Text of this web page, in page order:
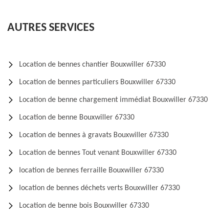
AUTRES SERVICES
Location de bennes chantier Bouxwiller 67330
Location de bennes particuliers Bouxwiller 67330
Location de benne chargement immédiat Bouxwiller 67330
Location de benne Bouxwiller 67330
Location de bennes à gravats Bouxwiller 67330
Location de bennes Tout venant Bouxwiller 67330
location de bennes ferraille Bouxwiller 67330
location de bennes déchets verts Bouxwiller 67330
Location de benne bois Bouxwiller 67330